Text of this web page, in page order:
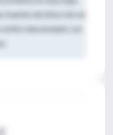
fuentes de infección en
relacionadas con